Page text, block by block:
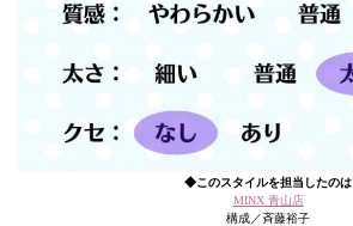
◆このスタイルを担当したのは
MINX 青山店
構成／斉藤裕子